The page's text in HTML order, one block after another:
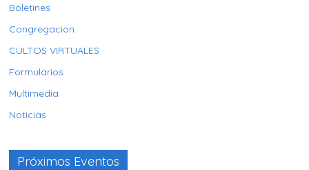
Boletines
Congregacion
CULTOS VIRTUALES
Formularios
Multimedia
Noticias
Próximos Eventos